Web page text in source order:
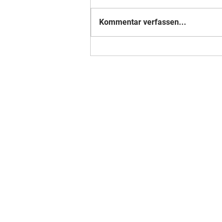
Kommentar verfassen...